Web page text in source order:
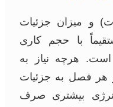
و میزان جزئیات
با حجم کاری
هرچه نیاز به
هر فصل به جزئیات
بیشتری صرف